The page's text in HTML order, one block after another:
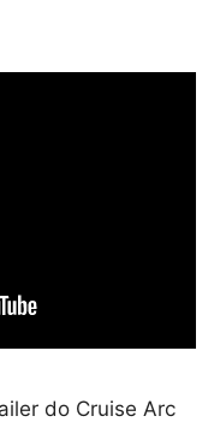
do Cruise Arc